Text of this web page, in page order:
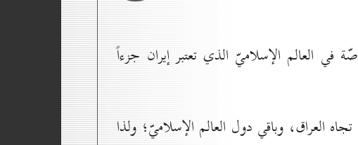
في العالم الإسلاميّ الذي تعتبر إيران جزءاً
العراق، وباقي دول العالم الإسلاميّ؛ ولذا